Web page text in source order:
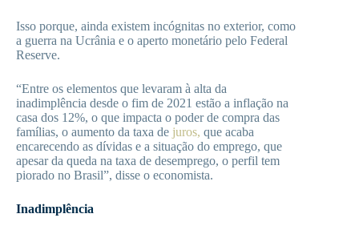
Isso porque, ainda existem incógnitas no exterior, como
a guerra na Ucrânia e o aperto monetário pelo Federal
Reserve.
“Entre os elementos que levaram à alta da
inadimplência desde o fim de 2021 estão a inflação na
casa dos 12%, o que impacta o poder de compra das
famílias, o aumento da taxa de juros, que acaba
encarecendo as dívidas e a situação do emprego, que
apesar da queda na taxa de desemprego, o perfil tem
piorado no Brasil”, disse o economista.
Inadimplência